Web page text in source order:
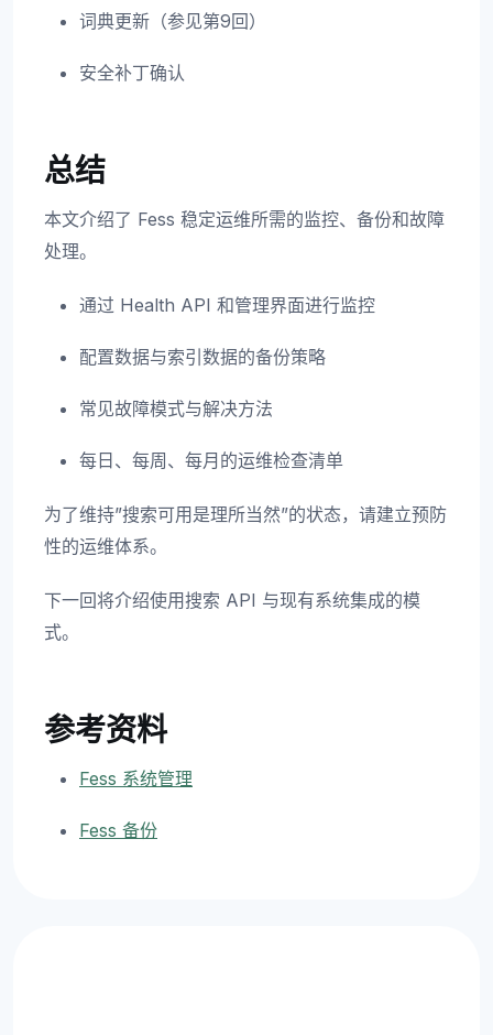
词典更新（参见第9回）
安全补丁确认
总结
本文介绍了 Fess 稳定运维所需的监控、备份和故障
处理。
通过 Health API 和管理界面进行监控
配置数据与索引数据的备份策略
常见故障模式与解决方法
每日、每周、每月的运维检查清单
为了维持”搜索可用是理所当然”的状态，请建立预防
性的运维体系。
下一回将介绍使用搜索 API 与现有系统集成的模
式。
参考资料
Fess 系统管理
Fess 备份